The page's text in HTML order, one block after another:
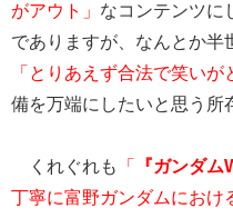
がアウト」 なコンテンツに
でありますが、なんとか半
「とりあえず合法で笑いが
備を万端にしたいと思う所
くれぐれも 「 『ガンダム
丁寧に富野ガンダムにおけ